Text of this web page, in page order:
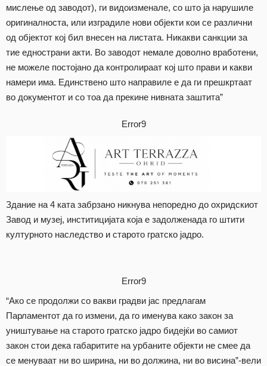
мислење од заводот), ги видоизменале, со што ја нарушиле
оригиналноста, или изградиле нови објекти кои се различни
од објектот кој бил внесен на листата. Никакви санкции за
тие еднострани акти. Во заводот немале доволно вработени,
не можеле постојано да контролираат кој што прави и какви
намери има. Единствено што направиле е да ги прешкртаат
во документот и со тоа да прекине нивната заштита”
Error9
Здание на 4 ката забрзано никнува непоредно до охридскиот
Завод и музеј, инститицијата која е задолженада го штити
културното наследство и старото гратско јадро.
Error9
“Ако се продолжи со вакви градви јас предлагам
Парламентот да го измени, да го именува како закон за
уништување на старото гратско јадро бидејќи во самиот
закон стои дека габаритите на урбаните објекти не смее да
се менуваат ни во ширина, ни во должина, ни во висина”-вели